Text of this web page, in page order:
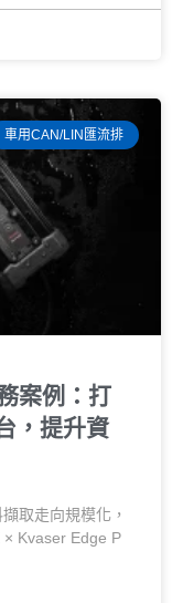
車用CAN/LIN匯流排
案例：打
，提升資
取走向規模化，
× Kvaser Edge P